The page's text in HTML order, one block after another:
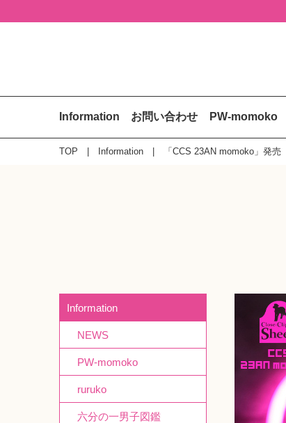
Information お問い合わせ PW-momoko
TOP Information 「CCS 23AN momoko」発売
Information
NEWS
PW-momoko
ruruko
六分の一男子図鑑